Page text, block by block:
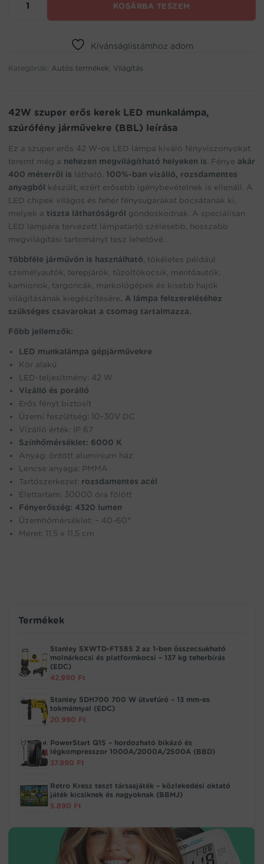
szuper
szúrófény
KOSÁRBA TESZEM
Kívánságlistámhoz adom
Kategóriák: Autós termékek, Világítás
42W szuper erős kerek LED munkalámpa,
szúrófény járművekre (BBL) leírása
Ez a szuper erős 42 W-os LED lámpa kiváló fényviszonyokat
teremt még a nehezen megvilágítható helyeken is . Fénye akár
400 méterről is látható. 100%-ban vízálló, rozsdamentes
anyagból készült, ezért erősebb igénybevételnek is ellenáll. A
LED chipek világos és fehér fénysugarakat bocsátanak ki,
melyek a tiszta láthatóságról gondoskodnak. A speciálisan
LED lámpára tervezett lámpatartó szélesebb, hosszabb
megvilágítási tartományt tesz lehetővé.
Többféle járművön is használható , tökéletes például
személyautók, terepjárók, tűzoltókocsik, mentőautók,
kamionok, targoncák, markológépek és kisebb hajók
világításának kiegészítésére. A lámpa felszereléséhez
szükséges csavarokat a csomag tartalmazza.
Főbb jellemzők:
LED munkalámpa gépjárművekre
Kör alakú
LED-teljesítmény: 42 W
Vízálló és porálló
Erős fényt biztosít
Üzemi feszültség: 10-30V DC
Vízálló érték: IP 67
Színhőmérséklet: 6000 K
Anyag: öntött alumínium ház
Lencse anyaga: PMMA
Tartószerkezet: rozsdamentes acél
Élettartam: 30000 óra fölött
Fényerősség: 4320 lumen
Üzemhőmérséklet: – 40~60°
Méret: 11.5 x 11.5 cm
Termékek
Stanley SXWTD-FT585 2 az 1-ben összecsukható
molnárkocsi és platformkocsi – 137 kg teherbírás
(EDC)
42.990 Ft
Stanley SDH700 700 W ütvefúró – 13 mm-es
tokmánnyal (EDC)
20.990 Ft
PowerStart Q15 – hordozható bikázó és
légkompresszor 1000A/2000A/2500A (BBD)
37.990 Ft
Retro Kresz teszt társasjáték – közlekedési oktató
játék kicsiknek és nagyoknak (BBMJ)
5.890 Ft